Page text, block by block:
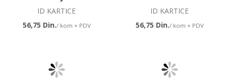
ID KARTICE
56,75 Din./ kom + PDV
ID KARTICE
56,75 Din./ kom + PDV